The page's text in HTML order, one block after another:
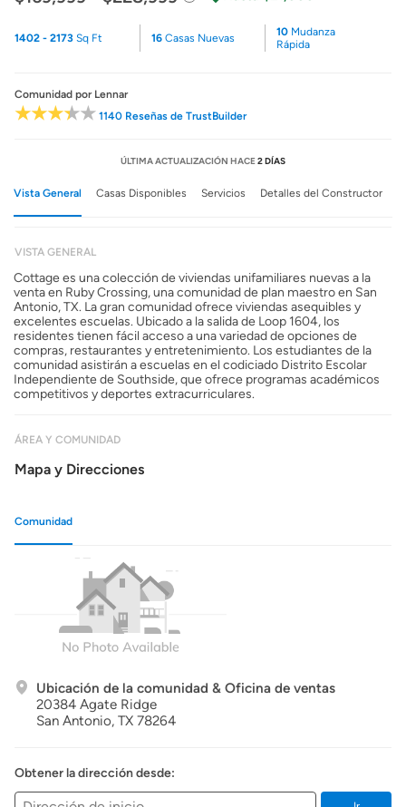
1402 - 2173 Sq Ft 16Casas Nuevas 10 Mudanza
Rápida
Comunidad por Lennar
1140 Reseñas de TrustBuilder
ÚLTIMA ACTUALIZACIÓN HACE2 DÍAS
Vista General Casas Disponibles Servicios Detalles del Constructor
VISTA GENERAL
Cottage es una colección de viviendas unifamiliares nuevas a la
venta en Ruby Crossing, una comunidad de plan maestro en San
Antonio, TX. La gran comunidad ofrece viviendas asequibles y
excelentes escuelas. Ubicado a la salida de Loop 1604, los
residentes tienen fácil acceso a una variedad de opciones de
compras, restaurantes y entretenimiento. Los estudiantes de la
comunidad asistirán a escuelas en el codiciado Distrito Escolar
Independiente de Southside, que ofrece programas académicos
competitivos y deportes extracurriculares.
ÁREA Y COMUNIDAD
Mapa y Direcciones
Comunidad
Ubicación de la comunidad & Oficina de ventas
20384 Agate Ridge
San Antonio, TX 78264
Obtener la dirección desde: